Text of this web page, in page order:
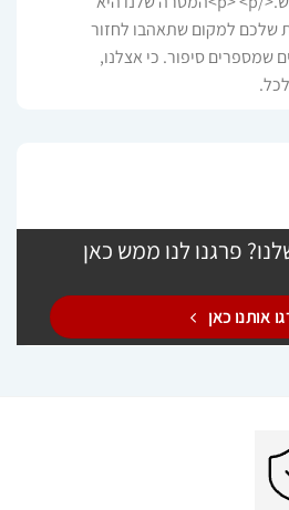
שלכם למקום שתאהבו לחזור
שמספרים סיפור. כי אצלנו,
פרגנו לנו ממש כאן
אותנו כאן